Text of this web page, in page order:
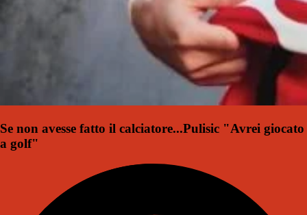
Se non avesse fatto il calciatore...Pulisic "Avrei giocato
a golf"